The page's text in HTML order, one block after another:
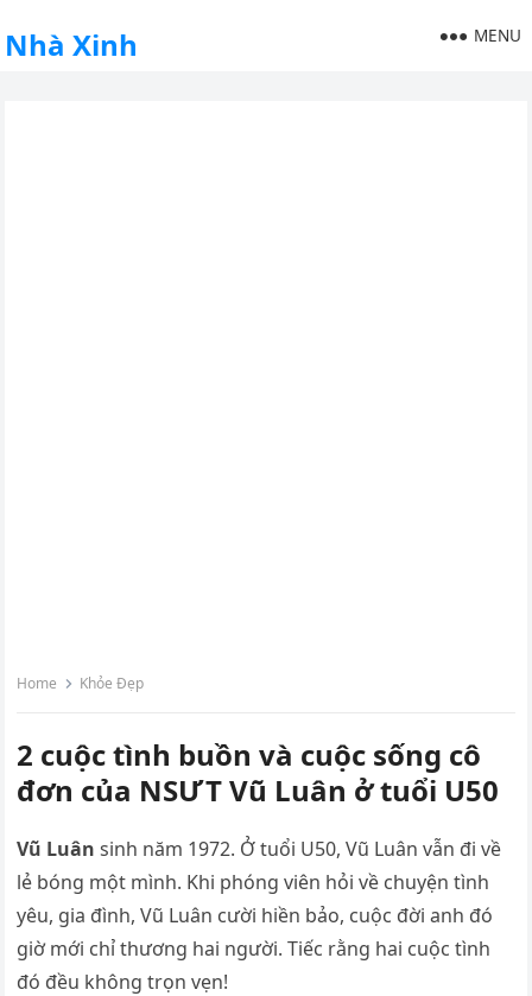
Nhà Xinh MENU
Home Khỏe Đẹp
2 cuộc tình buồn và cuộc sống cô
đơn của NSƯT Vũ Luân ở tuổi U50
Vũ Luân sinh năm 1972. Ở tuổi U50, Vũ Luân vẫn đi về
lẻ bóng một mình. Khi phóng viên hỏi về chuyện tình
yêu, gia đình, Vũ Luân cười hiền bảo, cuộc đời anh đó
giờ mới chỉ thương hai người. Tiếc rằng hai cuộc tình
đó đều không trọn vẹn!